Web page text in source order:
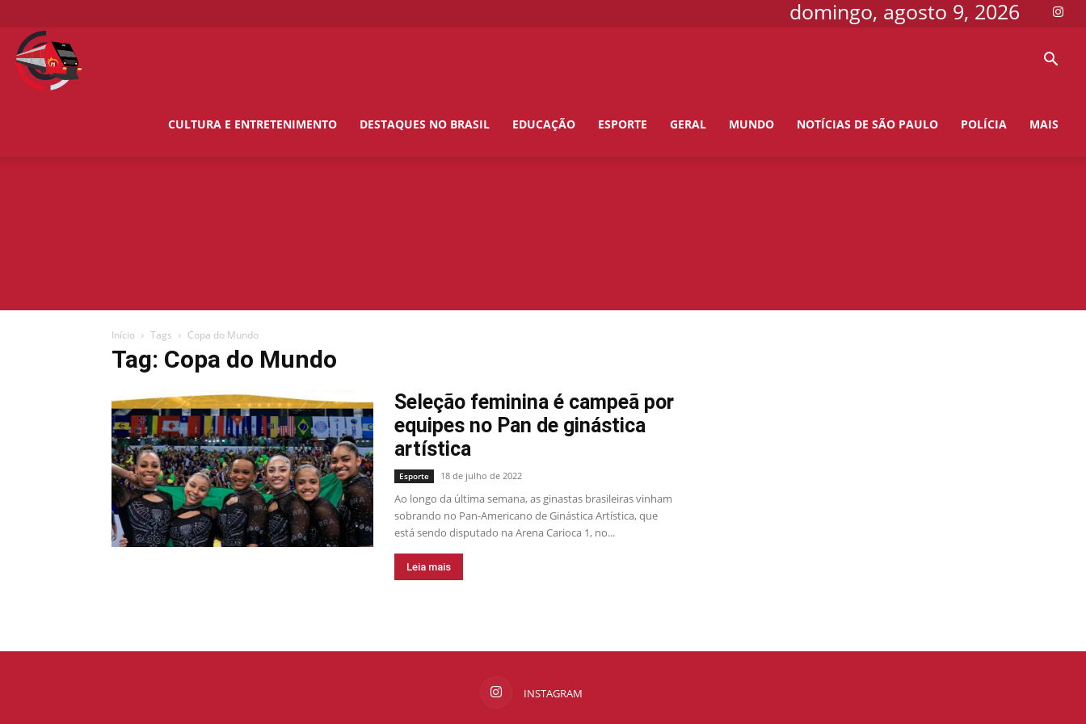
domingo, agosto 9, 2026
CULTURA E ENTRETENIMENTO DESTAQUES NO BRASIL EDUCAÇÃO ESPORTE GERAL MUNDO NOTÍCIAS DE SÃO PAULO POLÍCIA MAIS
Início Tags Copa do Mundo
Tag: Copa do Mundo
Seleção feminina é campeã por
equipes no Pan de ginástica
artística
Esporte 18 de julho de 2022
Ao longo da última semana, as ginastas brasileiras vinham
sobrando no Pan-Americano de Ginástica Artística, que
está sendo disputado na Arena Carioca 1, no...
Leia mais
INSTAGRAM